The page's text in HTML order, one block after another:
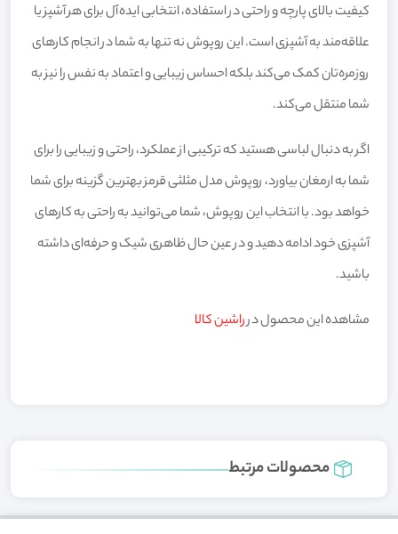
کیفیت بالای پارچه و راحتی در استفاده، انتخابی ایده‌آل برای هر آشپز یا
علاقه‌مند به آشپزی است. این روپوش نه تنها به شما در انجام کارهای
روزمره‌تان کمک می‌کند بلکه احساس زیبایی و اعتماد به نفس را نیز به
شما منتقل می‌کند.
اگر به دنبال لباسی هستید که ترکیبی از عملکرد، راحتی و زیبایی را برای
شما به ارمغان بیاورد، روپوش مدل مثلثی قرمز بهترین گزینه برای شما
خواهد بود. با انتخاب این روپوش، شما می‌توانید به راحتی به کارهای
آشپزی خود ادامه دهید و در عین حال ظاهری شیک و حرفه‌ای داشته
باشید.
مشاهده این محصول درراشین کالا
محصولات مرتبط